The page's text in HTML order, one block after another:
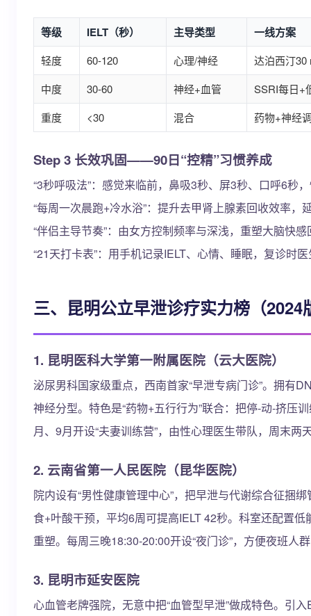
等级 IELT（秒） 主导类型 一线方案
轻度 60-120 心理/神经
达泊西汀30
中度
30-60 神经+血管
SSRI每日+
重度
<30 混合 药物+神经
Step 3 长效巩固——90日“控精”习惯养成
“3秒呼吸法”：感觉来临前，鼻吸3秒、屏3秒、口呼6秒
“每周一次晨跑+冷水浴”：提升去甲肾上腺素回收效率，
“伴侣主导节奏”：由女方控制频率与深浅，重塑大脑快感
“21天打卡表”：用手机记录IELT、心情、睡眠，复诊时
三、昆明公立早泄诊疗实力榜（2024
1. 昆明医科大学第一附属医院（云大医院）
泌尿男科国家级重点，西南首家“早泄专病门诊”。拥有
神经分型。特色是“药物+五行行为”联合：把停-动-挤压
月、9月开设“夫妻训练营”，由性心理医生带队，周末
2. 云南省第一人民医院（昆华医院）
院内设有“男性健康管理中心”，把早泄与代谢综合征捆
食+叶酸干预，平均6周可提高IELT 42秒。科室还配置
重塑。每周三晚18:30-20:00开设“夜门诊”，方便夜班人
3. 昆明市延安医院
心血管老牌强院，无意中把“血管型早泄”做成特色。引